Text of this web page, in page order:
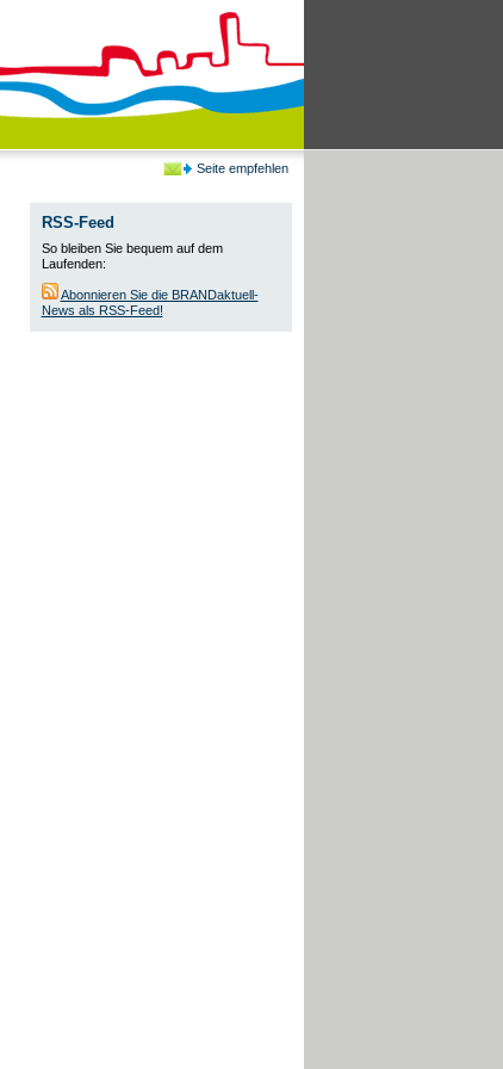
Seite empfehlen
RSS-Feed
So bleiben Sie bequem auf dem
Laufenden:
Abonnieren Sie die BRANDaktuell-
News als RSS-Feed!